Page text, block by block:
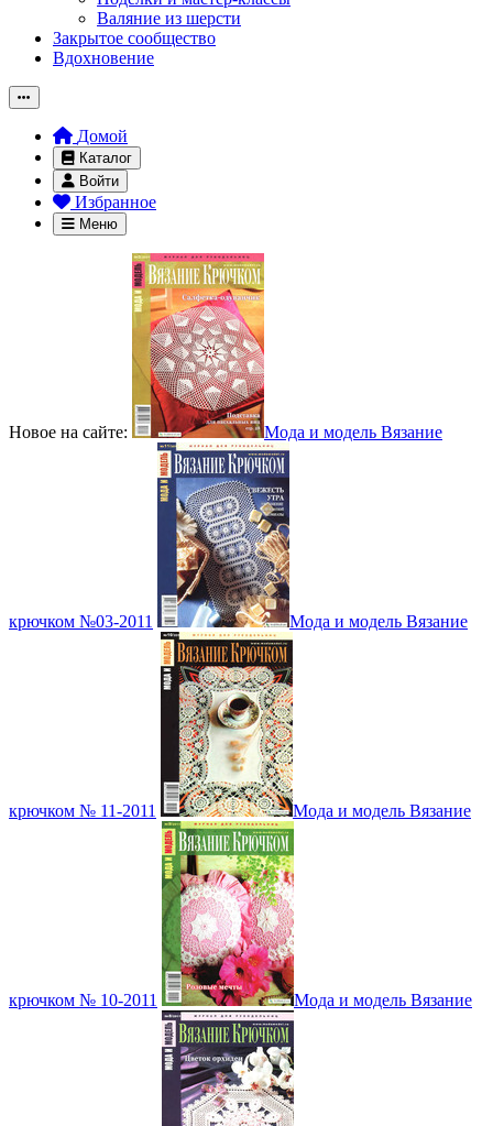
Валяние из шерсти
Закрытое сообщество
Вдохновение
Домой
Каталог
Войти
Избранное
Меню
Новое на сайте: Мода и модель Вязание
крючком №03-2011 Мода и модель Вязание
крючком № 11-2011 Мода и модель Вязание
крючком № 10-2011 Мода и модель Вязание